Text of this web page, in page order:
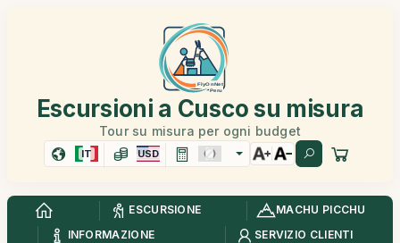
Escursioni a Cusco su misura
Tour su misura per ogni budget
IT USD
ESCURSIONE
MACHU PICCHU
INFORMAZIONE
SERVIZIO CLIENTI